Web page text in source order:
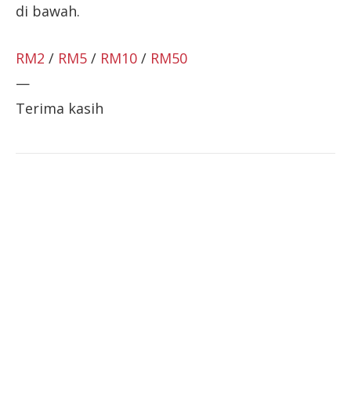
di bawah.
RM2 / RM5 / RM10 / RM50
—
Terima kasih